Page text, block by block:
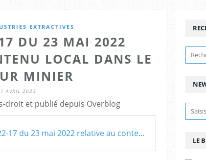
EXTRACTIVES
DU 23 MAI 2022
LOCAL DANS LE
MINIER
AVRIL 2023
droit et publié depuis Overblog
Loi no 2022-17 du 23 mai 2022 relative au contenu local dans le secteur minier
LE